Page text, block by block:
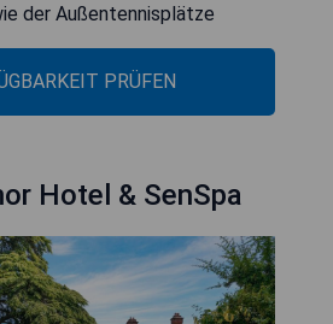
der Außentennisplätze
PRÜFEN
Hotel & SenSpa